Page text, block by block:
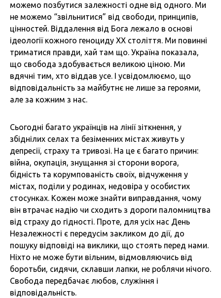
можемо позбутися залежності одне від одного. Ми
не можемо “звільнитися” від свободи, принципів,
цінностей. Віддалення від Бога лежало в основі
ідеології кожного геноциду ХХ століття. Ми повинні
триматися правди, хай там що. Україна показала,
що свобода здобувається великою ціною. Ми
вдячні тим, хто віддав усе. І усвідомлюємо, що
відповідальність за майбутнє не лише за героями,
але за кожним з нас.
Сьогодні багато українців на лінії зіткнення, у
збіднілих селах та безіменних містах живуть у
депресії, страху та тривозі. На це є багато причин:
війна, окупація, знущання зі сторони ворога,
бідність та корумпованість своїх, відчуження у
містах, поділи у родинах, недовіра у особистих
стосунках. Кожен може знайти виправдання, чому
він втрачає надію чи сходить з дороги паломництва
від страху до гідності. Проте, для усіх нас День
Незалежності є передусім закликом до дії, до
пошуку відповіді на виклики, що стоять перед нами.
Ніхто не може бути вільним, відмовляючись від
боротьби, сидячи, склавши лапки, не роблячи нічого.
Свобода передбачає любов, служіння і
відповідальність.